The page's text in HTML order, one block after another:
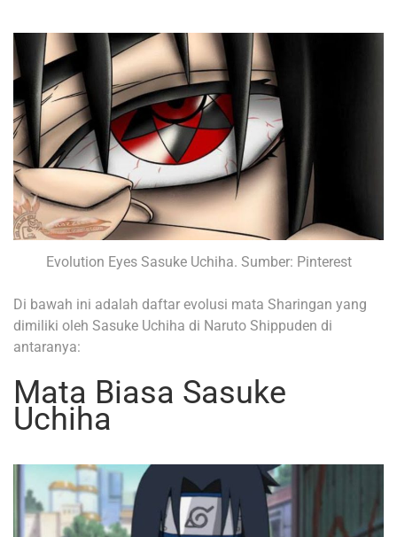
Evolution Eyes Sasuke Uchiha. Sumber: Pinterest
Di bawah ini adalah daftar evolusi mata Sharingan yang
dimiliki oleh Sasuke Uchiha di Naruto Shippuden di
antaranya:
Mata Biasa Sasuke
Uchiha